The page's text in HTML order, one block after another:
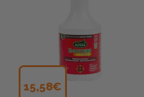
15,58€